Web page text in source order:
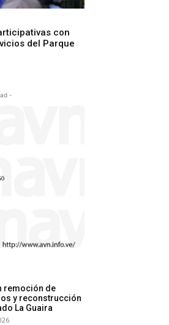
con
del Parque
-
remoción de
y reconstrucción
La Guaira